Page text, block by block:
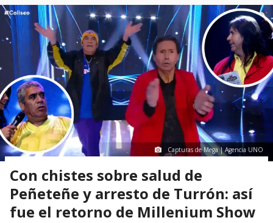
Capturas de Mega | Agencia UNO
Con chistes sobre salud de
Peñeteñe y arresto de Turrón: así
fue el retorno de Millenium Show